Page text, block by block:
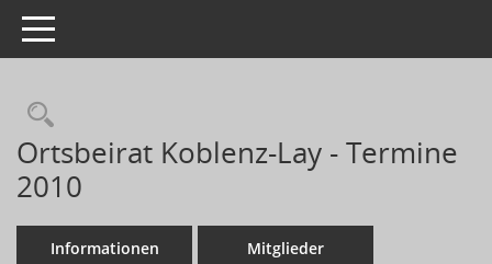
Toggle navigation
Ortsbeirat Koblenz-Lay - Termine
2010
Informationen Mitglieder